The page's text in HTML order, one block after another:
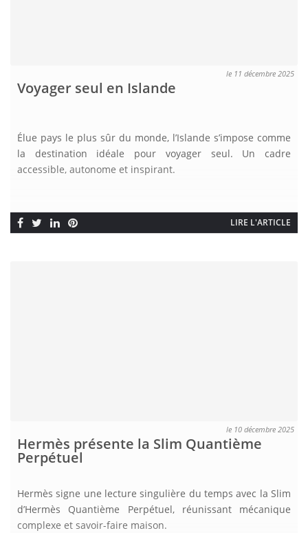
le 11 décembre 2025
Voyager seul en Islande
Élue pays le plus sûr du monde, l’Islande s’impose comme
la destination idéale pour voyager seul. Un cadre
accessible, autonome et inspirant.
LIRE L'ARTICLE
le 10 décembre 2025
Hermès présente la Slim Quantième
Perpétuel
Hermès signe une lecture singulière du temps avec la Slim
d’Hermès Quantième Perpétuel, réunissant mécanique
complexe et savoir-faire maison.